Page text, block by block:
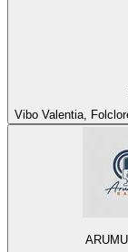
Vibo Valentia,